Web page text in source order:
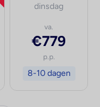
dinsdag
va.
€779
p.p.
8-10 dagen